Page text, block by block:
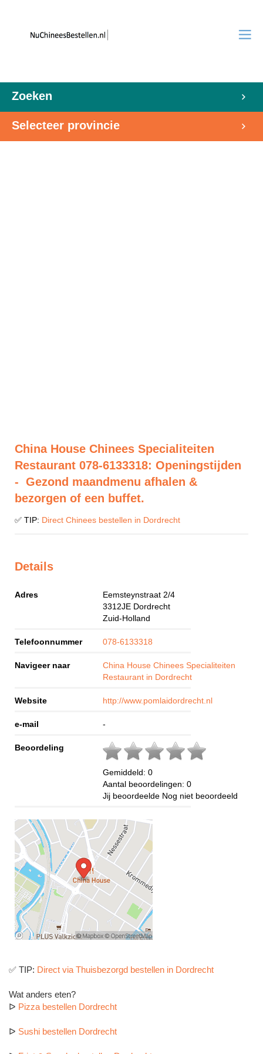
Zoeken
Selecteer provincie
China House Chinees Specialiteiten
Restaurant 078-6133318: Openingstijden
- Gezond maandmenu afhalen &
bezorgen of een buffet.
✅ TIP: Direct Chinees bestellen in Dordrecht
Details
Adres
Eemsteynstraat 2/4
3312JE Dordrecht
Zuid-Holland
Telefoonnummer 078-6133318
Navigeer naar
China House Chinees Specialiteiten
Restaurant in Dordrecht
Website http://www.pomlaidordrecht.nl
e-mail -
Beoordeling
Gemiddeld: 0
Aantal beoordelingen: 0
Jij beoordeelde Nog niet beoordeeld
✅ TIP: Direct via Thuisbezorgd bestellen in Dordrecht
Wat anders eten?
ᐅ Pizza bestellen Dordrecht
ᐅ Sushi bestellen Dordrecht